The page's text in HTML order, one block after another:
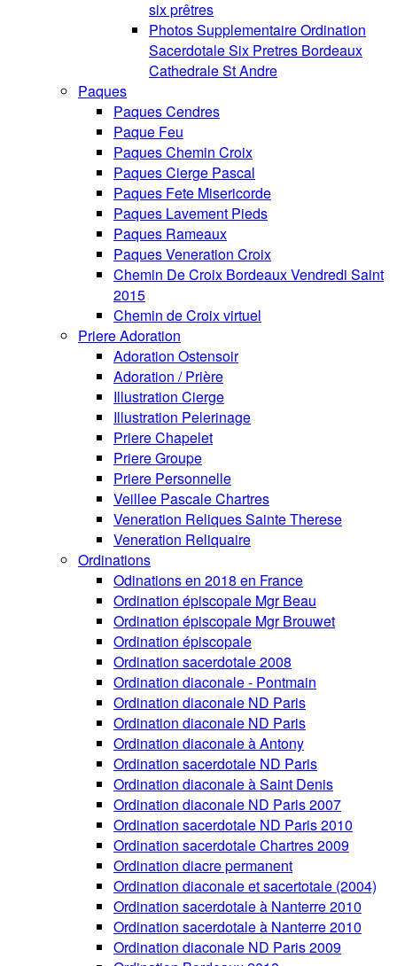
six prêtres
Photos Supplementaire Ordination
Sacerdotale Six Pretres Bordeaux
Cathedrale St Andre
Paques
Paques Cendres
Paque Feu
Paques Chemin Croix
Paques Cierge Pascal
Paques Fete Misericorde
Paques Lavement Pieds
Paques Rameaux
Paques Veneration Croix
Chemin De Croix Bordeaux Vendredi Saint
2015
Chemin de Croix virtuel
Priere Adoration
Adoration Ostensoir
Adoration / Prière
Illustration Cierge
Illustration Pelerinage
Priere Chapelet
Priere Groupe
Priere Personnelle
Veillee Pascale Chartres
Veneration Reliques Sainte Therese
Veneration Reliquaire
Ordinations
Odinations en 2018 en France
Ordination épiscopale Mgr Beau
Ordination épiscopale Mgr Brouwet
Ordination épiscopale
Ordination sacerdotale 2008
Ordination diaconale - Pontmain
Ordination diaconale ND Paris
Ordination diaconale ND Paris
Ordination diaconale à Antony
Ordination sacerdotale ND Paris
Ordination diaconale à Saint Denis
Ordination diaconale ND Paris 2007
Ordination sacerdotale ND Paris 2010
Ordination sacerdotale Chartres 2009
Ordination diacre permanent
Ordination diaconale et sacertotale (2004)
Ordination sacerdotale à Nanterre 2010
Ordination sacerdotale à Nanterre 2010
Ordination diaconale ND Paris 2009